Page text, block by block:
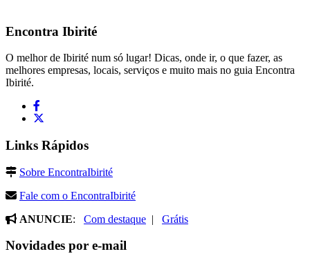
Encontra Ibirité
O melhor de Ibirité num só lugar! Dicas, onde ir, o que fazer, as
melhores empresas, locais, serviços e muito mais no guia Encontra
Ibirité.
Links Rápidos
Sobre EncontraIbirité
Fale com o EncontraIbirité
ANUNCIE: Com destaque | Grátis
Novidades por e-mail